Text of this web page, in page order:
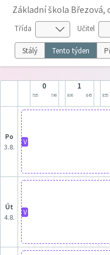
Základní škola Březová,
Třída Učitel
Stálý Tento týden
0
7:05 7:40
1
8:00 8:45 8:55
po
3.8.
V
út
4.8.
V